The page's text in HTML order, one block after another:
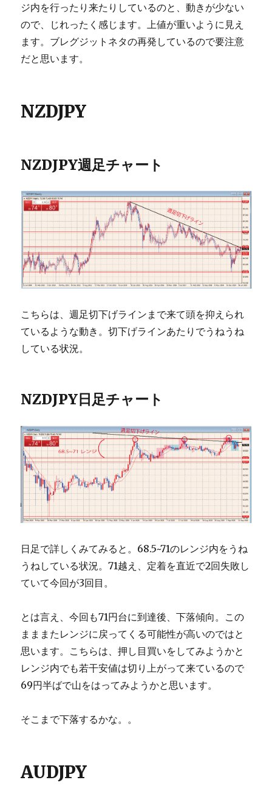
ジ内を行ったり来たりしているのと、動きが少ない
ので、じれったく感じます。上値が重いように見え
ます。ブレグジットネタの再発しているので要注意
だと思います。
NZDJPY
NZDJPY週足チャート
こちらは、週足切下げラインまで来て頭を抑えられ
ているような動き。切下げラインあたりでうねうね
している状況。
NZDJPY日足チャート
日足で詳しくみてみると。68.5~71のレンジ内をうね
うねしている状況。71越え、定着を直近で2回失敗し
ていて今回が3回目。
とは言え、今回も71円台に到達後、下落傾向。この
まままたレンジに戻ってくる可能性が高いのではと
思います。こちらは、押し目買いをしてみようかと
レンジ内でも若干安値は切り上がって来ているので
69円半ばで山をはってみようかと思います。
そこまで下落するかな。。
AUDJPY